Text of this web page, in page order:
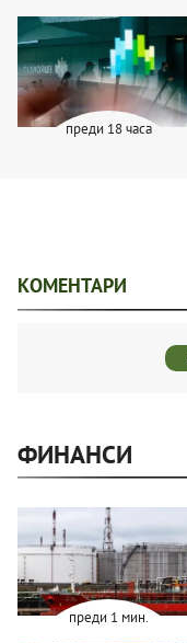
преди 18 часа
КОМЕНТАРИ
ФИНАНСИ
преди 1 мин.